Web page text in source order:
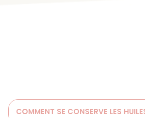
COMMENT SE CONSERVE LES